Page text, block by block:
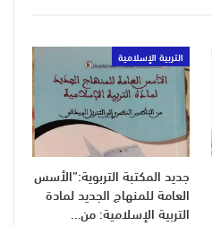
التربية الإسلامية
جديد المكتبة التربوية:”الأسس
العامة للمنهاج الجديد لمادة
التربية الإسلامية: من…